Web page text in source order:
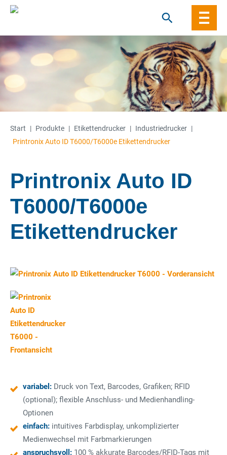
to
content
Start | Produkte | Etiketten­­drucker | Industriedrucker |
Printronix Auto ID T6000/T6000e Etikettendrucker
Printronix Auto ID
T6000/T6000e
Etikettendrucker
variabel: Druck von Text, Barcodes, Grafiken; RFID
(optional); flexible Anschluss- und Medienhandling-
Optionen
einfach: intuitives Farbdisplay, unkomplizierter
Medienwechsel mit Farbmarkierungen
anspruchsvoll: 100 % akkurate Barcodes/RFID-Tags mit